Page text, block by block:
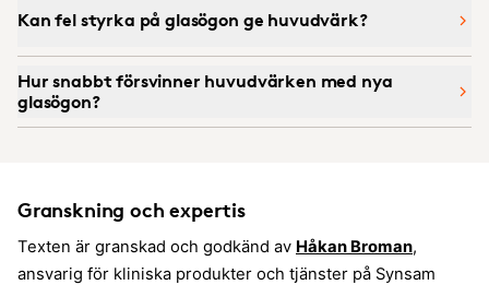
Kan fel styrka på glasögon ge huvudvärk?
Hur snabbt försvinner huvudvärken med nya
glasögon?
Granskning och expertis
Texten är granskad och godkänd av Håkan Broman,
ansvarig för kliniska produkter och tjänster på Synsam